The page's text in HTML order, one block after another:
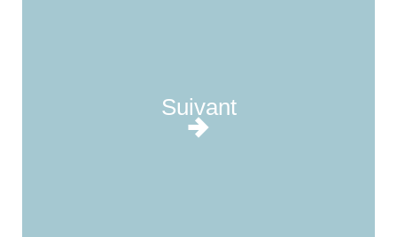
Suivant